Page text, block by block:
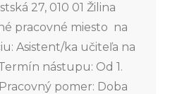
27, 010 01 Žilina
pracovné miesto na
Asistent/ka učiteľa na
nástupu: Od 1.
pomer: Doba